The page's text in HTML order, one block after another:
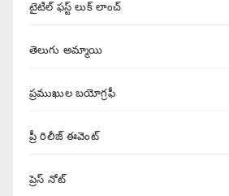
టైటిల్ ఫస్ట్ లుక్ లాంచ్
తెలుగు అమ్మాయి
ప్రముఖుల బయోగ్రఫీ
ప్రీ రిలీజ్ ఈవెంట్
ప్రెస్ నోట్